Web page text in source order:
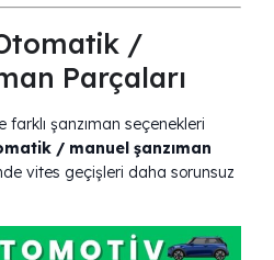
Parçaları
vites geçişleri daha sorunsuz